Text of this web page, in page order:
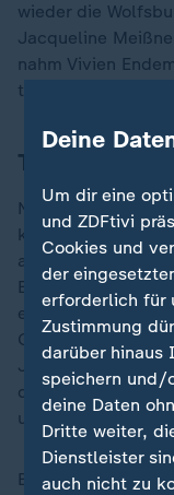
wieder die
Jacqueline
nahm Vivien
traf ins lange Eck
Tore am
Nach der Pause
kämpferisch, aber
auf ihrer Führung
Endemann vor
einem
Gastgeberinnen
Janssen nickte
drei Minuten
unfreiwillig
Bis zum Abpfiff
Deine
Um dir eine
und ZDFtivi
Cookies und
der
erforderlich für
Zustimmung
darüber hinaus
speichern und/
deine Daten
Dritte weiter,
Dienstleister
auch nicht zu